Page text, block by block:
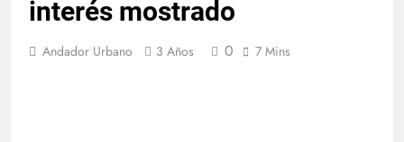
interés mostrado
Andador Urbano 3 Años 0 7 Mins